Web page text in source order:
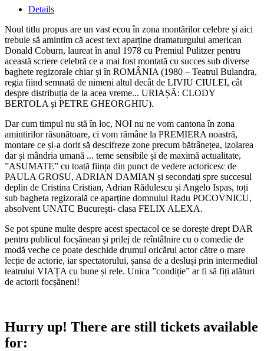
Details
Noul titlu propus are un vast ecou în zona montărilor celebre și aici
trebuie să amintim că acest text aparține dramaturgului american
Donald Coburn, laureat în anul 1978 cu Premiul Pulitzer pentru
această scriere celebră ce a mai fost montată cu succes sub diverse
baghete regizorale chiar și în ROMÂNIA (1980 – Teatrul Bulandra,
regia fiind semnată de nimeni altul decât de LIVIU CIULEI, cât
despre distribuția de la acea vreme... URIAȘĂ: CLODY
BERTOLA și PETRE GHEORGHIU).
Dar cum timpul nu stă în loc, NOI nu ne vom cantona în zona
amintirilor răsunătoare, ci vom rămâne la PREMIERA noastră,
montare ce și-a dorit să descifreze zone precum bătrânețea, izolarea
dar și mândria umană ... teme sensibile și de maximă actualitate,
”ASUMATE” cu toată ființa din punct de vedere actoricesc de
PAULA GROSU, ADRIAN DAMIAN și secondați spre succesul
deplin de Cristina Cristian, Adrian Rădulescu și Angelo Ispas, toți
sub bagheta regizorală ce aparține domnului Radu POCOVNICU,
absolvent UNATC București- clasa FELIX ALEXA.
Se pot spune multe despre acest spectacol ce se dorește drept DAR
pentru publicul focșănean și prilej de reîntâlnire cu o comedie de
modă veche ce poate deschide drumul oricărui actor către o mare
lecție de actorie, iar spectatorului, șansa de a desluși prin intermediul
teatrului VIAȚA cu bune și rele. Unica ”condiție” ar fi să fiți alături
de actorii focșăneni!
Hurry up! There are still tickets available
for: